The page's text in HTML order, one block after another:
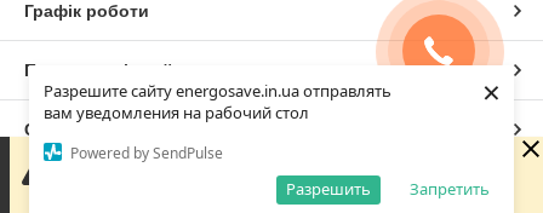
Разрешите сайту energosave.in.ua отправлять
вам уведомления на рабочий стол
Powered by SendPulse
Запретить
Разрешить
×
Графік роботи
Повна версія сайту
Сайт створено на маркетплейсі
Політика конфіденційності
Зараз у компанії неробочий час. Замовлення та
повідомлення будуть оброблені з 08:00 найближчого
робочого дня (завтра, 10.08).